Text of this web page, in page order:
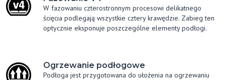
W fazowaniu czterostronnym procesowi delikatnego
ścięcia podlegają wszystkie cztery krawędzie. Zabieg ten
optycznie eksponuje poszczególne elementy podłogi.
Ogrzewanie podłogowe
Podłoga jest przygotowana do ułożenia na ogrzewaniu